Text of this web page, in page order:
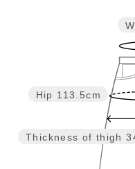
Thickness of thigh
Hip 113.5cm